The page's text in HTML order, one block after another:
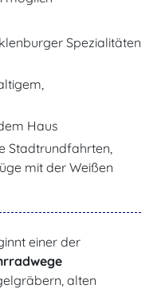
Spezialitäten
Haus
Stadtrundfahrten,
mit der Weißen
einer der
alten